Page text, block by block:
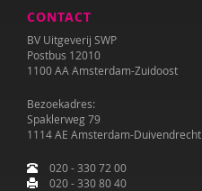
CONTACT
BV Uitgeverij SWP
Postbus 12010
1100 AA Amsterdam-Zuidoost
Bezoekadres:
Spaklerweg 79
1114 AE Amsterdam-Duivendrecht
020 - 330 72 00
020 - 330 80 40